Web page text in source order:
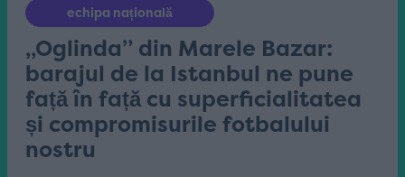
echipa națională
„Oglinda” din Marele Bazar:
barajul de la Istanbul ne pune
față în față cu superficialitatea
și compromisurile fotbalului
nostru